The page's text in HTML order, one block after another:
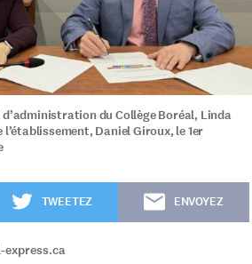
du Collège Boréal, Linda
Daniel Giroux, le 1er
TWEETEZ ENVOYEZ